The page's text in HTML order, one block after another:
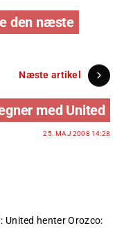
den næste
Næste artikel
med United
25. MAJ 2008 14:28
United henter Orozco: